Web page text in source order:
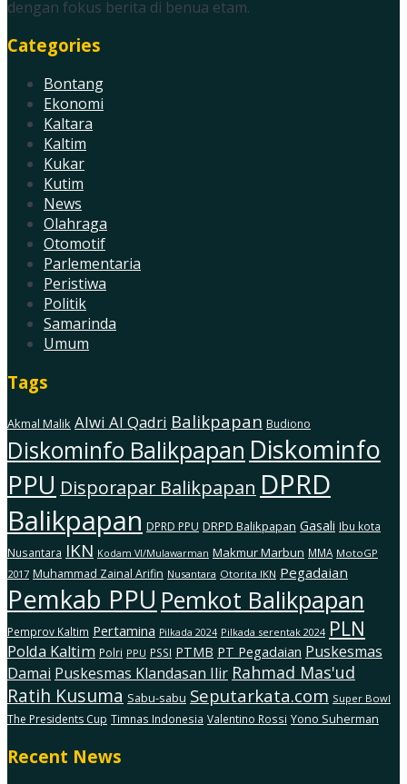
dengan fokus berita di benua etam.
Categories
Bontang
Ekonomi
Kaltara
Kaltim
Kukar
Kutim
News
Olahraga
Otomotif
Parlementaria
Peristiwa
Politik
Samarinda
Umum
Tags
Akmal Malik Alwi Al Qadri Balikpapan Budiono
Diskominfo Balikpapan Diskominfo
PPU Disporapar Balikpapan DPRD
Balikpapan DPRD PPU DRPD Balikpapan Gasali Ibu kota
Nusantara IKN Kodam Vl/Mulawarman Makmur Marbun MMA MotoGP
2017 Muhammad Zainal Arifin Nusantara Otorita IKN Pegadaian
Pemkab PPU Pemkot Balikpapan
Pemprov Kaltim Pertamina Pilkada 2024 Pilkada serentak 2024 PLN
Polda Kaltim Polri PPU PSSI PTMB PT Pegadaian Puskesmas
Damai Puskesmas Klandasan Ilir Rahmad Mas'ud
Ratih Kusuma Sabu-sabu Seputarkata.com Super Bowl
The Presidents Cup Timnas Indonesia Valentino Rossi Yono Suherman
Recent News